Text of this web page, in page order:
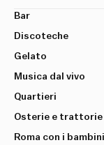
Bar
Discoteche
Gelato
Musica dal vivo
Quartieri
Osterie e trattorie
Roma con i bambini